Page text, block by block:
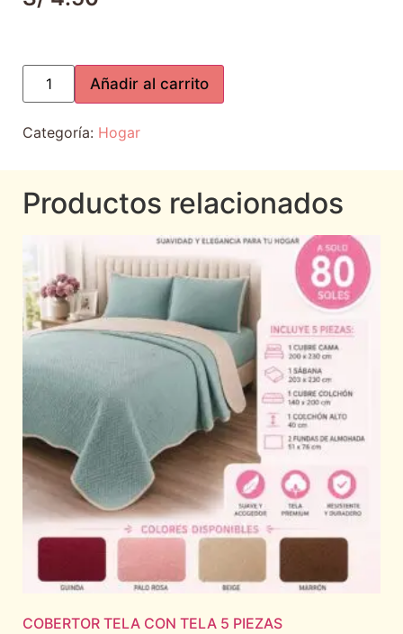
Añadir al carrito
Categoría: Hogar
Productos relacionados
COBERTOR TELA CON TELA 5 PIEZAS